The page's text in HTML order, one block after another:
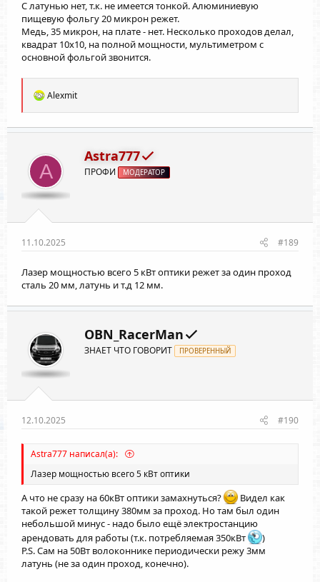
С латунью нет, т.к. не имеется тонкой. Алюминиевую
пищевую фольгу 20 микрон режет.
Медь, 35 микрон, на плате - нет. Несколько проходов делал,
квадрат 10х10, на полной мощности, мультиметром с
основной фольгой звонится.
Р
а
к
и
и
:
Alexmit
A
Astra777
ПРОФИ МОДЕРАТОР
11.10.2025 #189
Лазер мощностью всего 5 кВт оптики режет за один проход
сталь 20 мм, латунь и т.д 12 мм.
OBN_RacerMan
ЗНАЕТ ЧТО ГОВОРИТ ПРОВЕРЕННЫЙ
12.10.2025 #190
Astra777 написал(а):
Лазер мощностью всего 5 кВт оптики
А что не сразу на 60кВт оптики замахнуться?
Видел как
такой режет толщину 380мм за проход. Но там был один
небольшой минус - надо было ещё электростанцию
арендовать для работы (т.к. потребляемая 350кВт
)
P.S. Сам на 50Вт волоконнике периодически режу 3мм
латунь (не за один проход, конечно).